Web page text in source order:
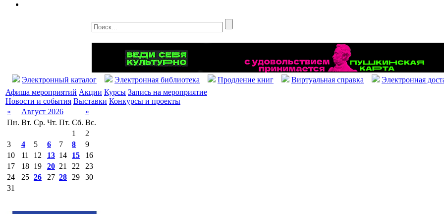
Электронный каталог Электронная библиотека Продление книг Виртуальная справка
Электронная
Афиша мероприятий Акции Курсы Запись на мероприятие
Новости и события Выставки Конкурсы и проекты
«
Август 2026
»
Пн. Вт. Ср. Чт. Пт. Сб. Вс.
1
2
3
4 5 6 7 8
9
10
11 12 13 14 15
16
17
18 19 20 21 22
23
24
25 26 27 28 29
30
31